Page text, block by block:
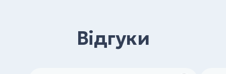
Відгуки